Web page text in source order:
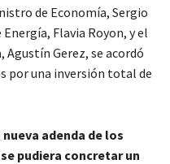
de Economía, Sergio
Flavia Royon, y el
Gerez, se acordó
por una inversión total de
adenda de los
pudiera concretar un